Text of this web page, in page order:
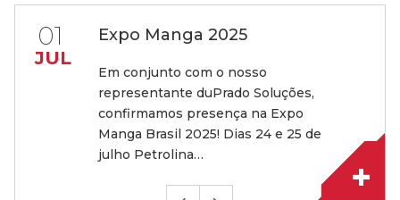
01
JUL
Expo Manga 2025
Em conjunto com o nosso
representante duPrado Soluções,
confirmamos presença na Expo
Manga Brasil 2025! Dias 24 e 25 de
julho Petrolina…